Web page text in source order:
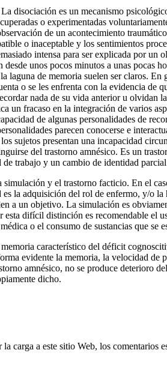
disociación es un mecanismo
o experimentadas
de un acontecimiento
o inaceptable y los sentimientos
intensa para ser explicada por
unos pocos minutos a unas pocas
laguna de memoria suelen ser claros.
o se les enfrenta con la evidencia de
nada de su vida anterior u
un fracaso en la integración de varios
de algunas personalidades de
parecen conocerse e
sujetos presentan una incapacidad
del trastorno amnésico. Es un
trabajo y un cambio de identidad
y el trastorno facticio. En el
la adquisición del rol de enfermo, y/o
a un objetivo. La simulación es
difícil distinción es recomendable el
o el consumo de sustancias que se
característico del déficit
evidente la memoria, la velocidad
amnésico, no se produce deterioro
dicho.
carga a este sitio Web, los